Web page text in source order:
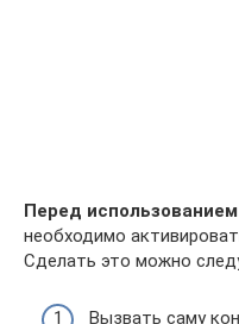
Перед
необходимо
Сделать это можно
Вызвать саму